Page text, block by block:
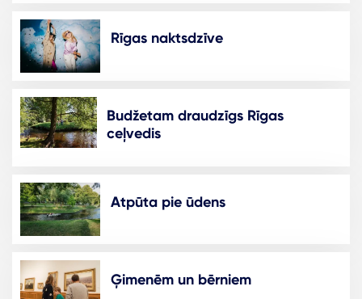
Rīgas naktsdzīve
Budžetam draudzīgs Rīgas
ceļvedis
Atpūta pie ūdens
Ģimenēm un bērniem